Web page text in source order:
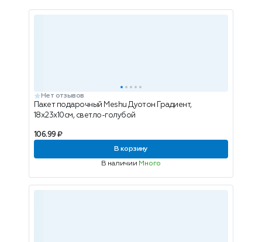
Нет отзывов
Пакет подарочный Meshu Дуотон Градиент,
18х23х10см, светло-голубой
106.99 ₽
В корзину
В наличии Много